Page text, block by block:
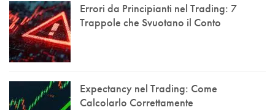
Errori da Principianti nel Trading: 7
Trappole che Svuotano il Conto
Expectancy nel Trading: Come
Calcolarlo Correttamente